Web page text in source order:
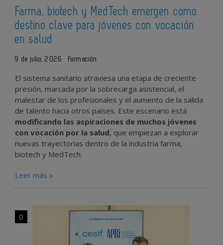
Farma, biotech y MedTech emergen como
destino clave para jóvenes con vocación
en salud
9 de julio, 2026 Formación
El sistema sanitario atraviesa una etapa de creciente
presión, marcada por la sobrecarga asistencial, el
malestar de los profesionales y el aumento de la salida
de talento hacia otros países. Este escenario está
modificando las aspiraciones de muchos jóvenes
con vocación por la salud, que empiezan a explorar
nuevas trayectorias dentro de la industria farma,
biotech y MedTech.
Leer más »
0